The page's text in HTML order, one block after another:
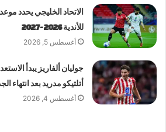
الاتحاد الخليجي يحدد
للأندية 2026-2027
أغسطس 5, 2026
جوليان ألفاريز يبدأ
أتلتيكو مدريد بعد انتهاء
أغسطس 4, 2026